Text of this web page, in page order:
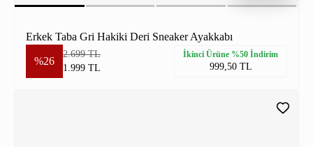
Erkek Taba Gri Hakiki Deri Sneaker Ayakkabı
%26
2.699 TL
1.999 TL
İkinci Ürüne %50 İndirim
999,50 TL